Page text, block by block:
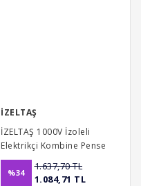
İZELTAŞ
İZELTAŞ 1000V İzoleli
Elektrikçi Kombine Pense
180 mm VDE
%34
1.637,70 TL
1.084,71 TL